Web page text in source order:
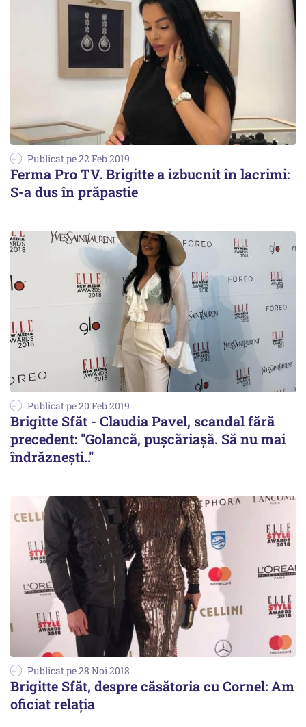
Publicat pe 22 Feb 2019
Ferma Pro TV. Brigitte a izbucnit în lacrimi:
S-a dus în prăpastie
Publicat pe 20 Feb 2019
Brigitte Sfăt - Claudia Pavel, scandal fără
precedent: ''Golancă, pușcăriașă. Să nu mai
îndrăznești..''
Publicat pe 28 Noi 2018
Brigitte Sfăt, despre căsătoria cu Cornel: Am
oficiat relația